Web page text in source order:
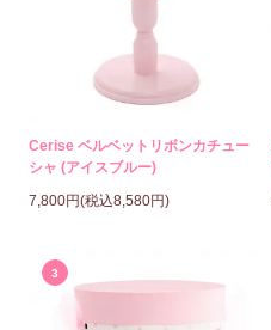
Cerise ベルベットリボンカチュー
シャ (アイスブルー)
7,800円(税込8,580円)
3